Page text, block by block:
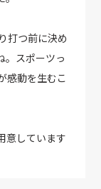
打つ前に決め
。スポーツっ
感動を生むこ
意しています